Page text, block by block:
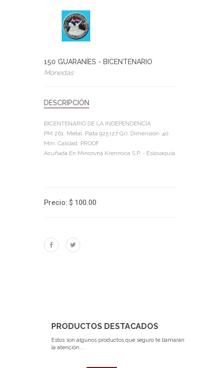
150 GUARANÍES - BICENTENARIO
Monedas
DESCRIPCIÓN
BICENTENARIO DE LA INDEPENDENCIA
PM 261. Metal: Plata 925 (27 Gr). Dimensión: 40
Mm. Calidad: PROOF
Acuñada En Mincovna Krenmica S.P. - Eslovaquia
Precio: $ 100.00
PRODUCTOS DESTACADOS
Estos son algunos productos que seguro te llamarán
la atención...